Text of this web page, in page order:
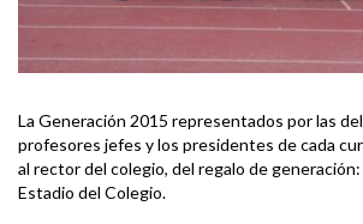
La Generación 2015 representados por las
profesores jefes y los presidentes de cada
al rector del colegio, del regalo de generación:
Estadio del Colegio.